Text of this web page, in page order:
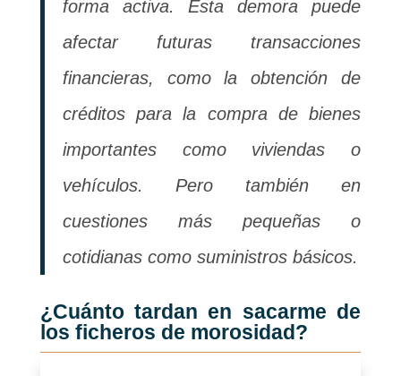
forma activa. Esta demora puede
afectar futuras transacciones
financieras, como la obtención de
créditos para la compra de bienes
importantes como viviendas o
vehículos. Pero también en
cuestiones más pequeñas o
cotidianas como suministros básicos.
¿Cuánto tardan en sacarme de
los ficheros de morosidad?